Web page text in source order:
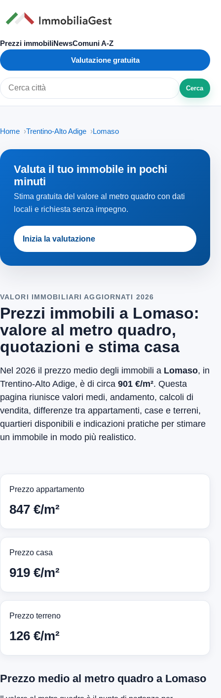
Prezzi immobiliNewsComuni A-Z
Valutazione gratuita
Cerca città o zona
Cerca
Home Trentino-Alto Adige Lomaso
Valuta il tuo immobile in pochi
minuti
Stima gratuita del valore al metro quadro con dati
locali e richiesta senza impegno.
Inizia la valutazione
VALORI IMMOBILIARI AGGIORNATI 2026
Prezzi immobili a Lomaso:
valore al metro quadro,
quotazioni e stima casa
Nel 2026 il prezzo medio degli immobili a Lomaso, in
Trentino-Alto Adige, è di circa 901 €/m². Questa
pagina riunisce valori medi, andamento, calcoli di
vendita, differenze tra appartamenti, case e terreni,
quartieri disponibili e indicazioni pratiche per stimare
un immobile in modo più realistico.
Prezzo appartamento
847 €/m²
Prezzo casa
919 €/m²
Prezzo terreno
126 €/m²
Prezzo medio al metro quadro a Lomaso